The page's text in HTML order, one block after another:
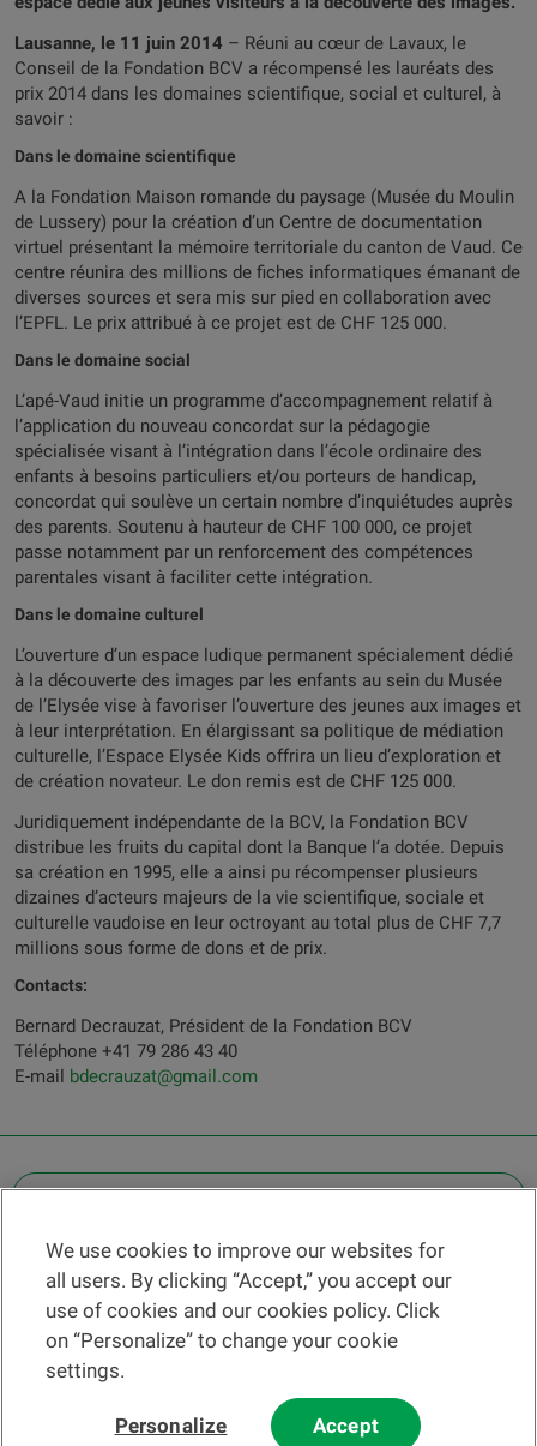
Lausanne, le 11 juin 2014 – Réuni au cœur de Lavaux, le
Conseil de la Fondation BCV a récompensé les lauréats des
prix 2014 dans les domaines scientifique, social et culturel, à
savoir :
Dans le domaine scientifique
A la Fondation Maison romande du paysage (Musée du Moulin
de Lussery) pour la création d’un Centre de documentation
virtuel présentant la mémoire territoriale du canton de Vaud. Ce
centre réunira des millions de fiches informatiques émanant de
diverses sources et sera mis sur pied en collaboration avec
l’EPFL. Le prix attribué à ce projet est de CHF 125 000.
Dans le domaine social
L’apé-Vaud initie un programme d’accompagnement relatif à
l’application du nouveau concordat sur la pédagogie
spécialisée visant à l’intégration dans l’école ordinaire des
enfants à besoins particuliers et/ou porteurs de handicap,
concordat qui soulève un certain nombre d’inquiétudes auprès
des parents. Soutenu à hauteur de CHF 100 000, ce projet
passe notamment par un renforcement des compétences
parentales visant à faciliter cette intégration.
Dans le domaine culturel
L’ouverture d’un espace ludique permanent spécialement dédié
à la découverte des images par les enfants au sein du Musée
de l’Elysée vise à favoriser l’ouverture des jeunes aux images et
à leur interprétation. En élargissant sa politique de médiation
culturelle, l’Espace Elysée Kids offrira un lieu d’exploration et
de création novateur. Le don remis est de CHF 125 000.
Juridiquement indépendante de la BCV, la Fondation BCV
distribue les fruits du capital dont la Banque l’a dotée. Depuis
sa création en 1995, elle a ainsi pu récompenser plusieurs
dizaines d’acteurs majeurs de la vie scientifique, sociale et
culturelle vaudoise en leur octroyant au total plus de CHF 7,7
millions sous forme de dons et de prix.
Contacts:
Bernard Decrauzat, Président de la Fondation BCV
Téléphone +41 79 286 43 40
E-mail bdecrauzat@gmail.com
Find a branch
Help and contact
News
We use cookies to improve our websites for
all users. By clicking “Accept,” you accept our
use of cookies and our cookies policy. Click
on “Personalize” to change your cookie
settings.
Personalize Accept